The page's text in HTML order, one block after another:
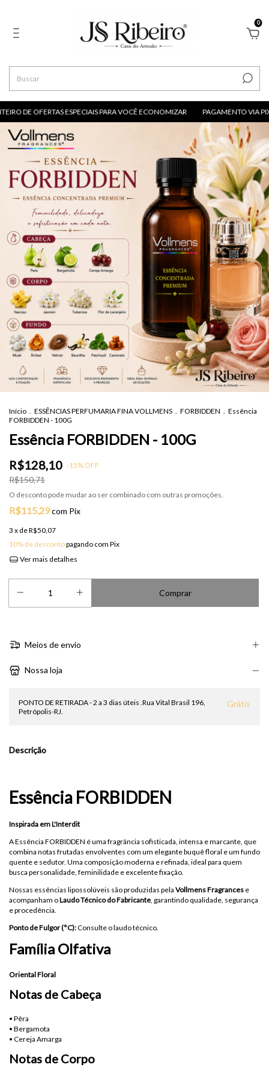
0
DE OFERTAS ESPECIAIS PARA VOCÊ ECONOMIZAR PAGAMENTO VIA PIX
Início . ESSÊNCIAS PERFUMARIA FINA VOLLMENS . FORBIDDEN . Essência
FORBIDDEN - 100G
Essência FORBIDDEN - 100G
R$128,10 -15% OFF
R$150,71
O desconto pode mudar ao ser combinado com outras promoções.
R$115,29com Pix
3 x deR$50,07
10% de descontopagando com Pix
Ver mais detalhes
Meios de envio
Nossa loja
PONTO DE RETIRADA - 2 a 3 dias úteis .Rua Vital Brasil 196,
Petrópolis-RJ.
Grátis
Descrição
Essência FORBIDDEN
Inspirada em L'Interdit
A Essência FORBIDDEN é uma fragrância sofisticada, intensa e marcante, que
combina notas frutadas envolventes com um elegante buquê floral e um fundo
quente e sedutor. Uma composição moderna e refinada, ideal para quem
busca personalidade, feminilidade e excelente fixação.
Nossas essências lipossolúveis são produzidas pela Vollmens Fragrances e
acompanham oLaudo Técnico do Fabricante , garantindo qualidade, segurança
e procedência.
Ponto de Fulgor (°C):Consulte o laudo técnico.
Família Olfativa
Oriental Floral
Notas de Cabeça
• Pêra
• Bergamota
• Cereja Amarga
Notas de Corpo